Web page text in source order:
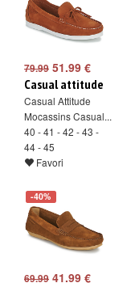
79.99 51.99 €
Casual attitude
Casual Attitude
Mocassins Casual...
40 - 41 - 42 - 43 -
44 - 45
Favori
-40%
69.99 41.99 €